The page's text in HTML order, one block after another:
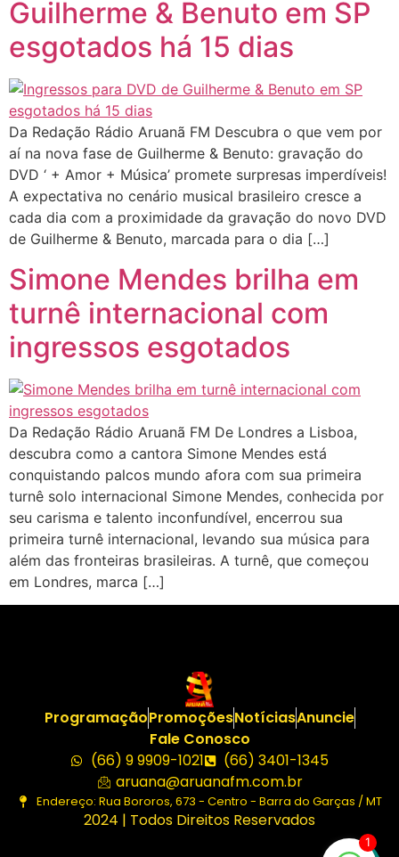
Guilherme & Benuto em SP
esgotados há 15 dias
Da Redação Rádio Aruanã FM Descubra o que vem por
aí na nova fase de Guilherme & Benuto: gravação do
DVD ‘ + Amor + Música’ promete surpresas imperdíveis!
A expectativa no cenário musical brasileiro cresce a
cada dia com a proximidade da gravação do novo DVD
de Guilherme & Benuto, marcada para o dia […]
Simone Mendes brilha em
turnê internacional com
ingressos esgotados
Da Redação Rádio Aruanã FM De Londres a Lisboa,
descubra como a cantora Simone Mendes está
conquistando palcos mundo afora com sua primeira
turnê solo internacional Simone Mendes, conhecida por
seu carisma e talento inconfundível, encerrou sua
primeira turnê internacional, levando sua música para
além das fronteiras brasileiras. A turnê, que começou
em Londres, marca […]
ProgramaçãoPromoçõesNotíciasAnuncie
Fale Conosco
(66) 9 9909-1021
(66) 3401-1345
aruana@aruanafm.com.br
Endereço: Rua Bororos, 673 - Centro - Barra do Garças / MT
2024 | Todos Direitos Reservados
1